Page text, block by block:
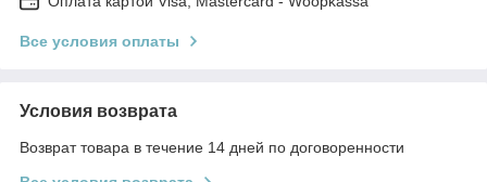
Все условия оплаты
Условия возврата
Возврат товара в течение 14 дней по договоренности